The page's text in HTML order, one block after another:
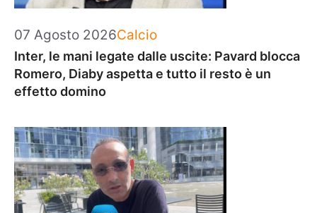
07 Agosto 2026Categorie
Calcio
Inter, le mani legate dalle uscite: Pavard blocca
Romero, Diaby aspetta e tutto il resto è un
effetto domino